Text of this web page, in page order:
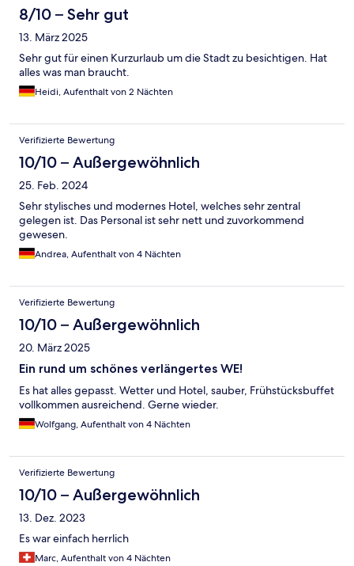
8/10 – Sehr gut
13. März 2025
Sehr gut für einen Kurzurlaub um die Stadt zu besichtigen. Hat
alles was man braucht.
Heidi, Aufenthalt von 2 Nächten
Verifizierte Bewertung
10/10 – Außergewöhnlich
25. Feb. 2024
Sehr stylisches und modernes Hotel, welches sehr zentral
gelegen ist. Das Personal ist sehr nett und zuvorkommend
gewesen.
Andrea, Aufenthalt von 4 Nächten
Verifizierte Bewertung
10/10 – Außergewöhnlich
20. März 2025
Ein rund um schönes verlängertes WE!
Es hat alles gepasst. Wetter und Hotel, sauber, Frühstücksbuffet
vollkommen ausreichend. Gerne wieder.
Wolfgang, Aufenthalt von 4 Nächten
Verifizierte Bewertung
10/10 – Außergewöhnlich
13. Dez. 2023
Es war einfach herrlich
Marc, Aufenthalt von 4 Nächten